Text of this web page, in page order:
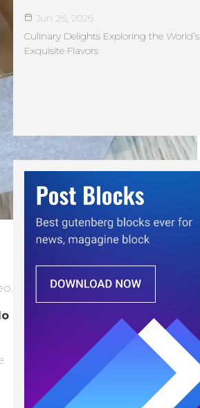
Jun 26, 2026
Culinary Delights Exploring the World’s
Exquisite Flavors